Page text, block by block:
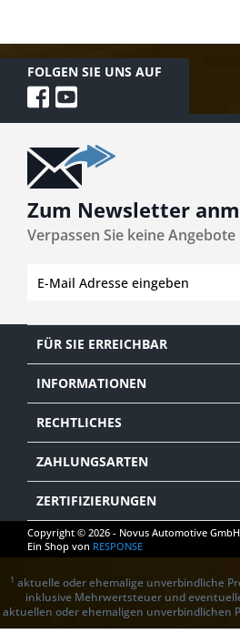
FOLGEN SIE UNS AUF
Zum Newsletter
Verpassen Sie keine
FÜR SIE ERREICHBAR
INFORMATIONEN
RECHTLICHES
ZAHLUNGSARTEN
ZERTIFIZIERUNGEN
Copyright © 2026 - Novus Automotive
Ein Shop von RESPONSE
1 aktuelle oder ehemalige unverbindliche
inklusive Mehrwertsteuer und
aktuellen oder ehemaligen unverbindlichen